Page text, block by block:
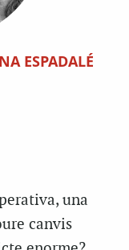
ESPADALÉ
una
canvis